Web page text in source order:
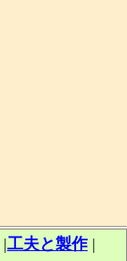
|工夫と製作|